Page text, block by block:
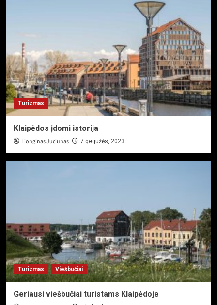
Turizmas
Klaipėdos įdomi istorija
Lionginas Juciunas 7 gegužės, 2023
Turizmas Viešbučiai
Geriausi viešbučiai turistams Klaipėdoje